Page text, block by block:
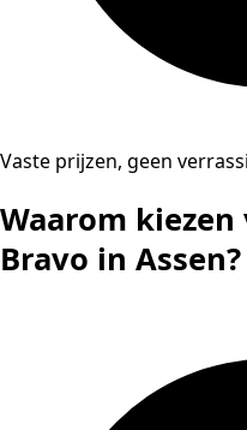
Vaste prijzen, geen
Waarom
Bravo in Assen?